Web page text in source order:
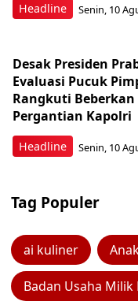
Headline Senin, 10
Headline
Desak Presiden
Evaluasi Pucuk
Rangkuti Beberkan
Pergantian Kapolri
Senin, 10
Tag Populer
ai kuliner
Badan Usaha Milik